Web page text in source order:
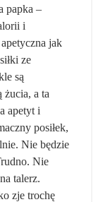
papka –
i
jak
ze
są
żucia, a ta
apetyt i
posiłek,
Nie będzie
Nie
talerz.
zje trochę